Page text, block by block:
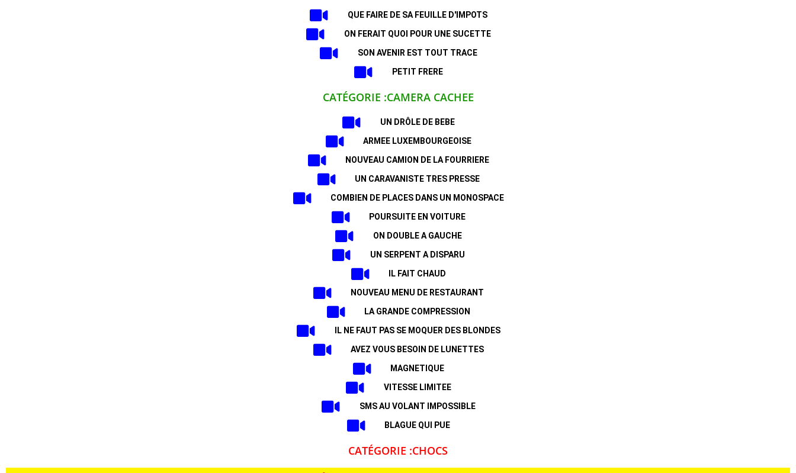
QUE FAIRE DE SA FEUILLE D'IMPOTS
ON FERAIT QUOI POUR UNE SUCETTE
SON AVENIR EST TOUT TRACE
PETIT FRERE
CATÉGORIE :CAMERA CACHEE
UN DRÔLE DE BEBE
ARMEE LUXEMBOURGEOISE
NOUVEAU CAMION DE LA FOURRIERE
UN CARAVANISTE TRES PRESSE
COMBIEN DE PLACES DANS UN MONOSPACE
POURSUITE EN VOITURE
ON DOUBLE A GAUCHE
UN SERPENT A DISPARU
IL FAIT CHAUD
NOUVEAU MENU DE RESTAURANT
LA GRANDE COMPRESSION
IL NE FAUT PAS SE MOQUER DES BLONDES
AVEZ VOUS BESOIN DE LUNETTES
MAGNETIQUE
VITESSE LIMITEE
SMS AU VOLANT IMPOSSIBLE
BLAGUE QUI PUE
CATÉGORIE :CHOCS